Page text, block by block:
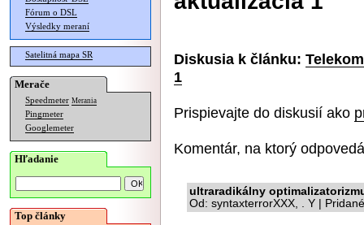
Fórum o DSL
Výsledky meraní
Satelitná mapa SR
Merače
Speedmeter Merania
Pingmeter
Googlemeter
Hľadanie
Top články
Diskusia k článku:
1
Prispievajte do diskusií ako
Komentár, na ktorý
ultraradikálny
Od: syntaxterrorXXX, . Y |